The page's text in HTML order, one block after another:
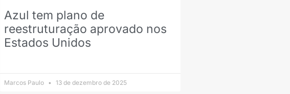
Azul tem plano de
reestruturação aprovado nos
Estados Unidos
Marcos Paulo 13 de dezembro de 2025